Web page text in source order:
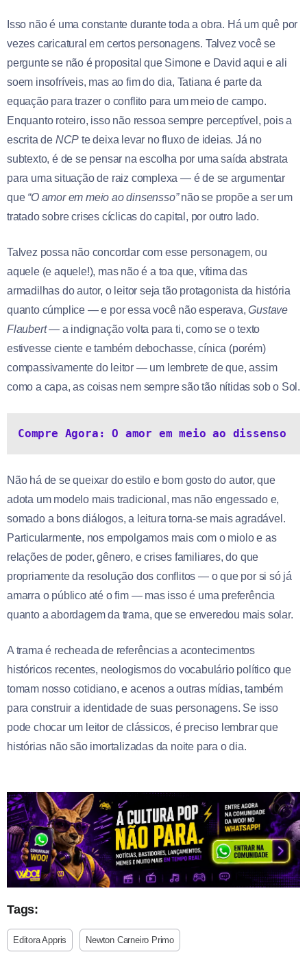
Isso não é uma constante durante toda a obra. Há um quê por
vezes caricatural em certos personagens. Talvez você se
pergunte se não é proposital que Simone e David aqui e ali
soem insofríveis, mas ao fim do dia, Tatiana é parte da
equação para trazer o conflito para um meio de campo.
Enquanto roteiro, isso não ressoa sempre perceptível, pois a
escrita de NCP te deixa levar no fluxo de ideias. Já no
subtexto, é de se pensar na escolha por uma saída abstrata
para uma situação de raiz complexa — é de se argumentar
que “O amor em meio ao dinsensso”não se propõe a ser um
tratado sobre crises cíclicas do capital, por outro lado.
Talvez possa não concordar com esse personagem, ou
aquele (e aquele!), mas não é a toa que, vítima das
armadilhas do autor, o leitor seja tão protagonista da história
quanto cúmplice — e por essa você não esperava,Gustave
Flaubert— a indignação volta para ti, como se o texto
estivesse ciente e também debochasse, cínica (porém)
compassivamente do leitor — um lembrete de que, assim
como a capa, as coisas nem sempre são tão nítidas sob o Sol.
Compre Agora: O amor em meio ao dissenso
Não há de se queixar do estilo e bom gosto do autor, que
adota um modelo mais tradicional, mas não engessado e,
somado a bons diálogos, a leitura torna-se mais agradável.
Particularmente, nos empolgamos mais com o miolo e as
relações de poder, gênero, e crises familiares, do que
propriamente da resolução dos conflitos — o que por si só já
amarra o público até o fim — mas isso é uma preferência
quanto a abordagem da trama, que se enveredou mais solar.
A trama é recheada de referências a acontecimentos
históricos recentes, neologismos do vocabulário político que
tomam nosso cotidiano, e acenos a outras mídias, também
para construir a identidade de suas personagens. Se isso
pode chocar um leitor de clássicos, é preciso lembrar que
histórias não são imortalizadas da noite para o dia.
Tags:
Editora Appris Newton Carneiro Primo